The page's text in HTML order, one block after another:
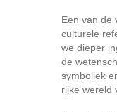
Een van de
culturele
we dieper
de
symboliek
rijke wereld